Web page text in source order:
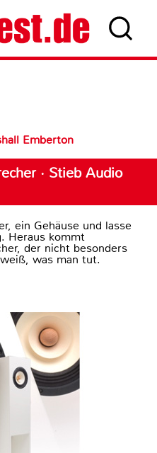
Emberton
· Stieb Audio
ein Gehäuse und lasse
Heraus kommt
der nicht besonders
was man tut.